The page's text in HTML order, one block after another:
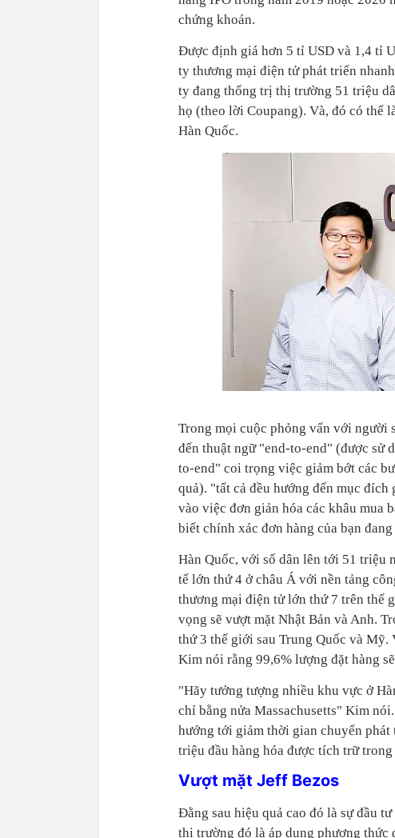
chứng khoán.
Được định giá hơn 5 tỉ USD và 1,4 tỉ
ty thương mại điện tử phát triển
ty đang thống trị thị trường 51 triệu
họ (theo lời Coupang). Và, đó có thể
Hàn Quốc.
Trong mọi cuộc phỏng vấn với người
đến thuật ngữ "end-to-end" (được sử
to-end" coi trọng việc giảm bớt các
quả). "tất cả đều hướng đến mục đích
vào việc đơn giản hóa các khâu mua
biết chính xác đơn hàng của bạn đang
Hàn Quốc, với số dân lên tới 51 triệu
tế lớn thứ 4 ở châu Á với nền tảng
thương mại điện tử lớn thứ 7 trên thế
vọng sẽ vượt mặt Nhật Bản và Anh.
thứ 3 thế giới sau Trung Quốc và
Kim nói rằng 99,6% lượng đặt hàng
"Hãy tưởng tượng nhiều khu vực ở
chỉ bằng nửa Massachusetts" Kim
hướng tới giảm thời gian chuyển
triệu đầu hàng hóa được tích trữ
Vượt mặt Jeff Bezos
Đằng sau hiệu quả cao đó là sự đầu
thị trường đó là áp dụng phương